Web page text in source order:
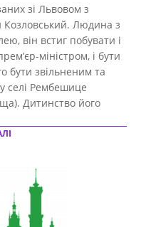
зі Львовом з
Козловський. Людина з
він встиг побувати і
міністром, і бути
бути звільненим та
селі Рембешице
Дитинство його